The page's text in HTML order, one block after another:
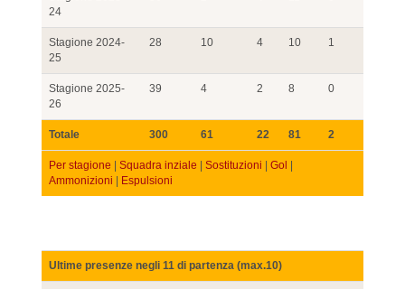
24
Stagione 2024-
25
28 10 4 10 1
Stagione 2025-
26
39 4 2 8 0
Totale 300 61 22 81 2
Per stagione Squadra inziale Sostituzioni Gol
Ammonizioni
Espulsioni
Ultime presenze negli 11 di partenza (max.10)